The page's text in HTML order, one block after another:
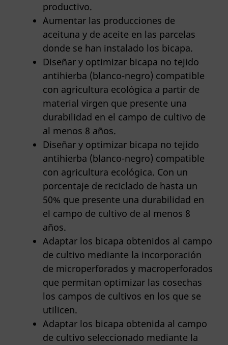
productivo.
Aumentar las producciones de
aceituna y de aceite en las parcelas
donde se han instalado los bicapa.
Diseñar y optimizar bicapa no tejido
antihierba (blanco-negro) compatible
con agricultura ecológica a partir de
material virgen que presente una
durabilidad en el campo de cultivo de
al menos 8 años.
Diseñar y optimizar bicapa no tejido
antihierba (blanco-negro) compatible
con agricultura ecológica. Con un
porcentaje de reciclado de hasta un
50% que presente una durabilidad en
el campo de cultivo de al menos 8
años.
Adaptar los bicapa obtenidos al campo
de cultivo mediante la incorporación
de microperforados y macroperforados
que permitan optimizar las cosechas
los campos de cultivos en los que se
utilicen.
Adaptar los bicapa obtenida al campo
de cultivo seleccionado mediante la